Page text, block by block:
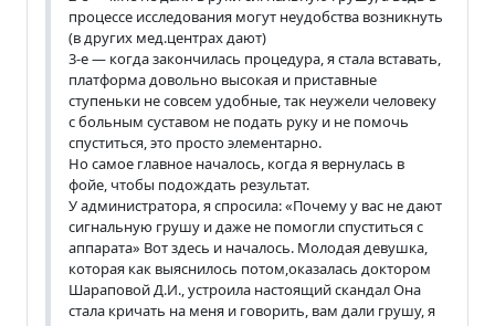
процессе исследования могут неудобства возникнуть
(в других мед.центрах дают)
3-е — когда закончилась процедура, я стала вставать,
платформа довольно высокая и приставные
ступеньки не совсем удобные, так неужели человеку
с больным суставом не подать руку и не помочь
спуститься, это просто элементарно.
Но самое главное началось, когда я вернулась в
фойе, чтобы подождать результат.
У администратора, я спросила: «Почему у вас не дают
сигнальную грушу и даже не помогли спуститься с
аппарата» Вот здесь и началось. Молодая девушка,
которая как выяснилось потом,оказалась доктором
Шараповой Д.И., устроила настоящий скандал Она
стала кричать на меня и говорить, вам дали грушу, я